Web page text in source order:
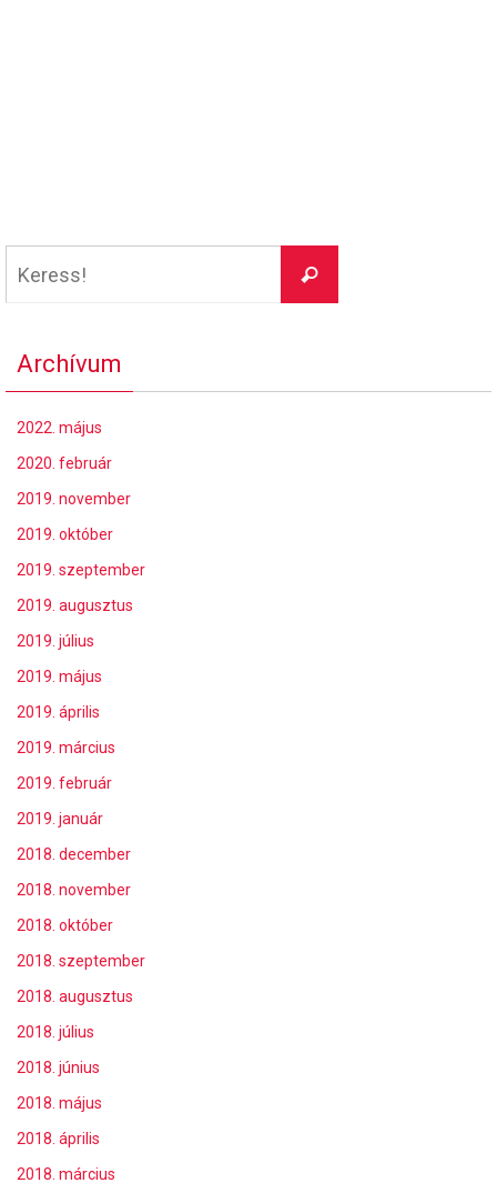
Keress!
Archívum
2022. május
2020. február
2019. november
2019. október
2019. szeptember
2019. augusztus
2019. július
2019. május
2019. április
2019. március
2019. február
2019. január
2018. december
2018. november
2018. október
2018. szeptember
2018. augusztus
2018. július
2018. június
2018. május
2018. április
2018. március